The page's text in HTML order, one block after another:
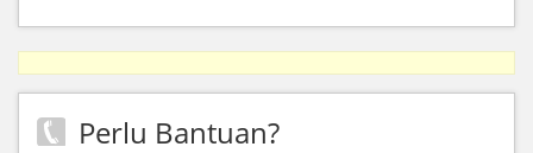
Perlu Bantuan?